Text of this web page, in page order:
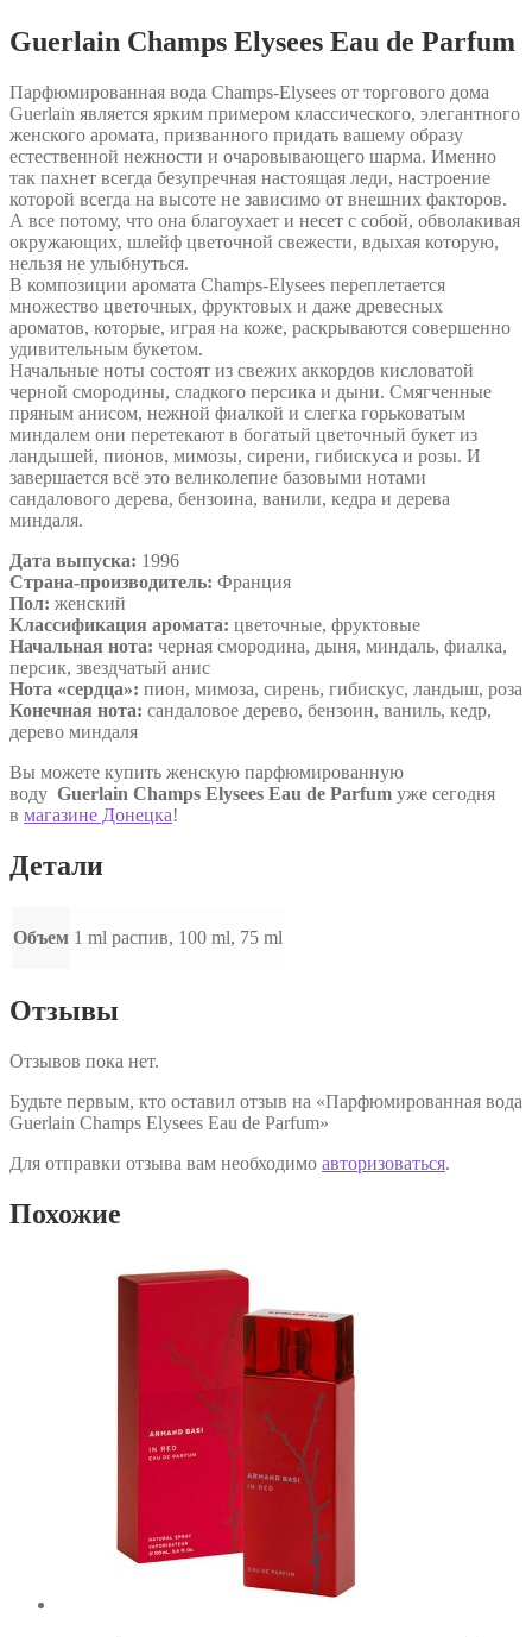
Guerlain Champs Elysees Eau de Parfum
Парфюмированная вода Champs-Elysees от торгового дома
Guerlain является ярким примером классического, элегантного
женского аромата, призванного придать вашему образу
естественной нежности и очаровывающего шарма. Именно
так пахнет всегда безупречная настоящая леди, настроение
которой всегда на высоте не зависимо от внешних факторов.
А все потому, что она благоухает и несет с собой, обволакивая
окружающих, шлейф цветочной свежести, вдыхая которую,
нельзя не улыбнуться.
В композиции аромата Champs-Elysees переплетается
множество цветочных, фруктовых и даже древесных
ароматов, которые, играя на коже, раскрываются совершенно
удивительным букетом.
Начальные ноты состоят из свежих аккордов кисловатой
черной смородины, сладкого персика и дыни. Смягченные
пряным анисом, нежной фиалкой и слегка горьковатым
миндалем они перетекают в богатый цветочный букет из
ландышей, пионов, мимозы, сирени, гибискуса и розы. И
завершается всё это великолепие базовыми нотами
сандалового дерева, бензоина, ванили, кедра и дерева
миндаля.
Дата выпуска: 1996
Страна-производитель: Франция
Пол: женский
Классификация аромата: цветочные, фруктовые
Начальная нота: черная смородина, дыня, миндаль, фиалка,
персик, звездчатый анис
Нота «сердца»: пион, мимоза, сирень, гибискус, ландыш, роза
Конечная нота: сандаловое дерево, бензоин, ваниль, кедр,
дерево миндаля
Вы можете купить женскую парфюмированную
воду Guerlain Champs Elysees Eau de Parfum уже сегодня
в магазине Донецка!
Детали
Объем 1 ml распив, 100 ml, 75 ml
Отзывы
Отзывов пока нет.
Будьте первым, кто оставил отзыв на «Парфюмированная вода
Guerlain Champs Elysees Eau de Parfum»
Для отправки отзыва вам необходимо авторизоваться.
Похожие